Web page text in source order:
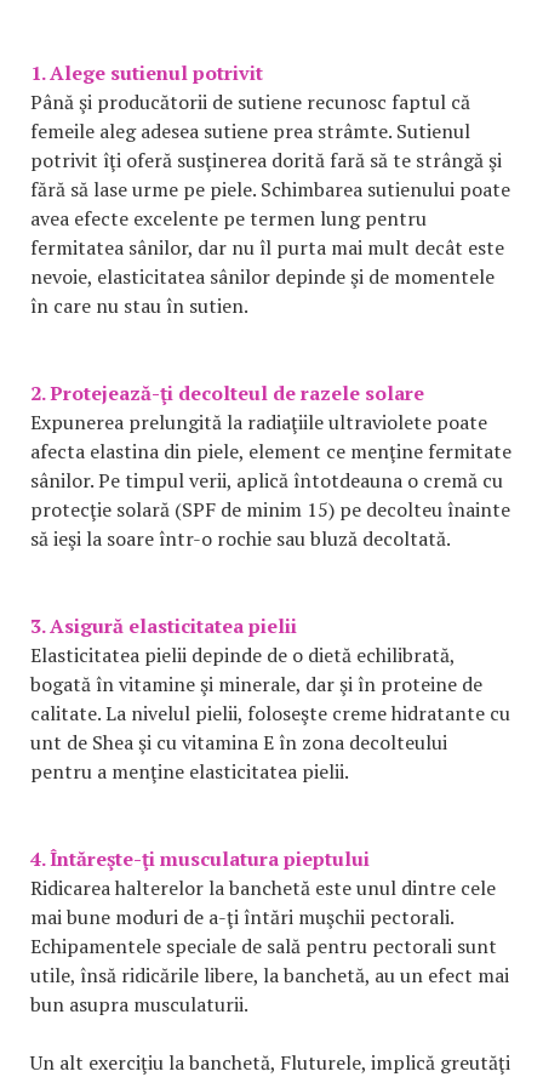
1. Alege sutienul potrivit
Până şi producătorii de sutiene recunosc faptul că
femeile aleg adesea sutiene prea strâmte. Sutienul
potrivit îţi oferă susţinerea dorită fară să te strângă şi
fără să lase urme pe piele. Schimbarea sutienului poate
avea efecte excelente pe termen lung pentru
fermitatea sânilor, dar nu îl purta mai mult decât este
nevoie, elasticitatea sânilor depinde şi de momentele
în care nu stau în sutien.
2. Protejează-ţi decolteul de razele solare
Expunerea prelungită la radiaţiile ultraviolete poate
afecta elastina din piele, element ce menţine fermitate
sânilor. Pe timpul verii, aplică întotdeauna o cremă cu
protecţie solară (SPF de minim 15) pe decolteu înainte
să ieşi la soare într-o rochie sau bluză decoltată.
3. Asigură elasticitatea pielii
Elasticitatea pielii depinde de o dietă echilibrată,
bogată în vitamine şi minerale, dar şi în proteine de
calitate. La nivelul pielii, foloseşte creme hidratante cu
unt de Shea şi cu vitamina E în zona decolteului
pentru a menţine elasticitatea pielii.
4. Întăreşte-ţi musculatura pieptului
Ridicarea halterelor la banchetă este unul dintre cele
mai bune moduri de a-ţi întări muşchii pectorali.
Echipamentele speciale de sală pentru pectorali sunt
utile, însă ridicările libere, la banchetă, au un efect mai
bun asupra musculaturii.
Un alt exerciţiu la banchetă, Fluturele, implică greutăţi